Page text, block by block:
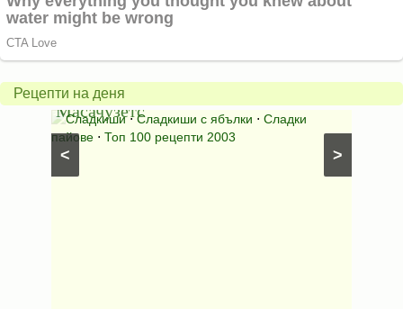
Рецепти на деня
>
<
Американски
ябълков
пай
от
Масачузетс
Сладкиши⋅Сладкиши с ябълки ⋅ Сладки
пайове ⋅ Топ 100 рецепти 2003
питка
на
мама